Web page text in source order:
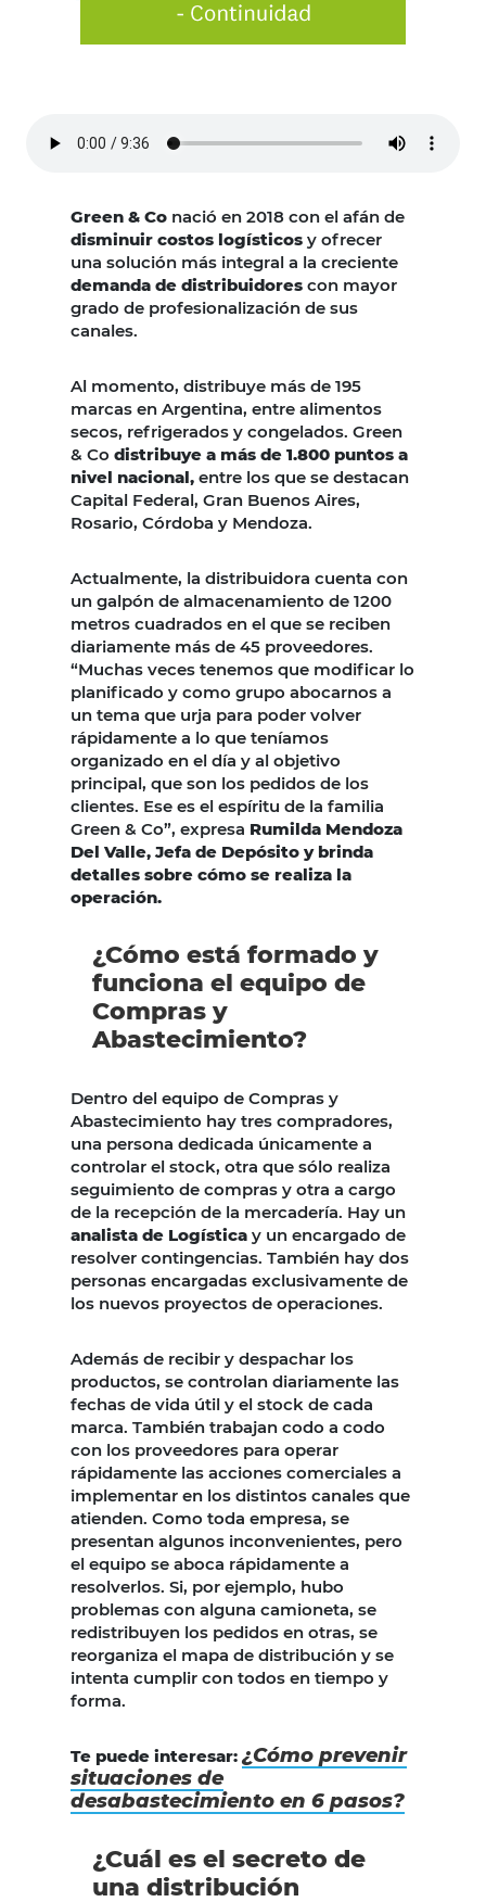
Green & Co nació en 2018 con el afán de
disminuir costos logísticos y ofrecer
una solución más integral a la creciente
demanda de distribuidores con mayor
grado de profesionalización de sus
canales.
Al momento, distribuye más de 195
marcas en Argentina, entre alimentos
secos, refrigerados y congelados. Green
& Co distribuye a más de 1.800 puntos a
nivel nacional, entre los que se destacan
Capital Federal, Gran Buenos Aires,
Rosario, Córdoba y Mendoza.
Actualmente, la distribuidora cuenta con
un galpón de almacenamiento de 1200
metros cuadrados en el que se reciben
diariamente más de 45 proveedores.
“Muchas veces tenemos que modificar lo
planificado y como grupo abocarnos a
un tema que urja para poder volver
rápidamente a lo que teníamos
organizado en el día y al objetivo
principal, que son los pedidos de los
clientes. Ese es el espíritu de la familia
Green & Co”, expresa Rumilda Mendoza
Del Valle, Jefa de Depósito y brinda
detalles sobre cómo se realiza la
operación.
¿Cómo está formado y
funciona el equipo de
Compras y
Abastecimiento?
Dentro del equipo de Compras y
Abastecimiento hay tres compradores,
una persona dedicada únicamente a
controlar el stock, otra que sólo realiza
seguimiento de compras y otra a cargo
de la recepción de la mercadería. Hay un
analista de Logística y un encargado de
resolver contingencias. También hay dos
personas encargadas exclusivamente de
los nuevos proyectos de operaciones.
Además de recibir y despachar los
productos, se controlan diariamente las
fechas de vida útil y el stock de cada
marca. También trabajan codo a codo
con los proveedores para operar
rápidamente las acciones comerciales a
implementar en los distintos canales que
atienden. Como toda empresa, se
presentan algunos inconvenientes, pero
el equipo se aboca rápidamente a
resolverlos. Si, por ejemplo, hubo
problemas con alguna camioneta, se
redistribuyen los pedidos en otras, se
reorganiza el mapa de distribución y se
intenta cumplir con todos en tiempo y
forma.
Te puede interesar: ¿Cómo prevenir
situaciones de
desabastecimiento en 6 pasos?
¿Cuál es el secreto de
una distribución